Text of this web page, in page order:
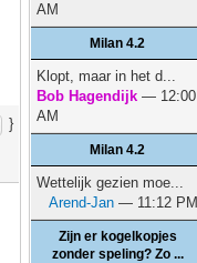
}
AM
Milan 4.2
Klopt, maar in het d...
Bob Hagendijk — 12:00
AM
Milan 4.2
Wettelijk gezien moe...
Arend-Jan — 11:12 PM
Zijn er kogelkopjes
zonder speling? Zo ...